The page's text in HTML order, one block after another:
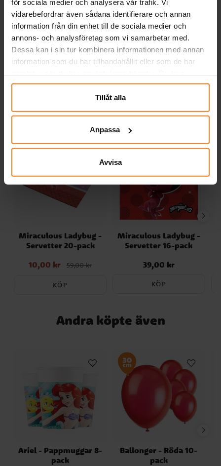
för sociala medier och analysera vår trafik. Vi
vidarebefordrar även sådana identifierare och annan
information från din enhet till de sociala medier och
annons- och analysföretag som vi samarbetar med.
Dessa kan i sin tur kombinera informationen med annan
information som du har tillhandahållit eller som de har
närsomhelst ändra ditt samtycke.
Tillåt alla
Anpassa
Avvisa
8 st. papptallrikar med röd som den
dominerande färgen och med motiv av
Ladybug och Tikki från TV-serien
Miraculous Ladybug. Duka fram dessa när
det är dags för kalas med Miraculous
Ladybug som tema. Tallrikarna är ca 23 cm
Pris :49,00 kr
49,00 kr
KÖP
Relaterade produkter
Miraculous Ladybug -
Servetter 20-pack
Nuvarande pris:
10,00 kr Tidigare pris
10,00 kr 59,00 kr
KÖP
Miraculous Ladybug -
Servetter 16-pack
Pris: 39,00 kr
39,00 kr
KÖP
Andra köpte även
Ariel - Pappmuggar 8-
pack
Ballonger - Röda 10-
pack